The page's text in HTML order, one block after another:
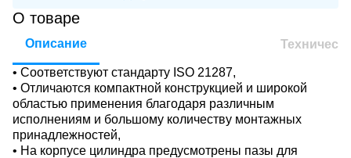
О товаре
Описание
• Соответствуют стандарту ISO 21287,
• Отличаются компактной конструкцией и широкой
областью применения благодаря различным
исполнениям и большому количеству монтажных
принадлежностей,
• На корпусе цилиндра предусмотрены пазы для